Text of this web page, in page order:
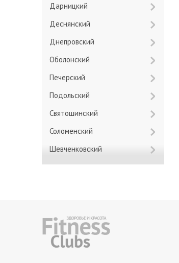
Дарницкий
Деснянский
Днепровский
Оболонский
Печерский
Подольский
Святошинский
Соломенский
Шевченковский